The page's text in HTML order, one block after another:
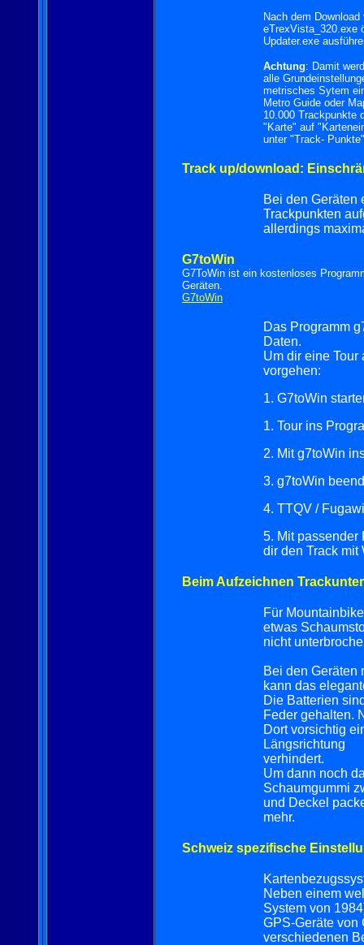
Nach dem
eTrexVista_320.exe
Updater.exe
Achtung: Damit
alle
metrisches Sytem
Metro Guide oder
10.000 Trackpunkte
"Karte" auf
unter "Track-
Track up/download:
Bei den Geräten
Trackpunkten
allerdings
G7toWin
G7ToWin ist ein kostenloses
Geräten.
G7toWin
Das Programm
Daten.
Um dir eine
vorgehen:
1. G7toWin
1. Tour ins
2. Mit g7toWin
3. g7toWin
4. TTQV /
5. Mit passender
dir den Track mit
Beim Aufzeichnen
Für
etwas
nicht
Bei den Geräten
kann das
Die Batterien
Feder gehalten.
Dort vorsichtig
Längsrichtung
verhindert.
Um dann noch
Schaumgummi
und Deckel
mehr.
Schweiz spezifische
Neben einem
System von
GPS-Geräte von
verschiedenen